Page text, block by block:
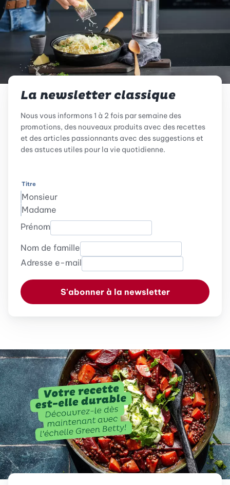
La newsletter classique
Nous vous informons 1 à 2 fois par semaine des
promotions, des nouveaux produits avec des recettes
et des articles passionnants avec des suggestions et
des astuces utiles pour la vie quotidienne.
Titre
Monsieur
Madame
Prénom
Nom de famille
Adresse e-mail
S'abonner à la newsletter